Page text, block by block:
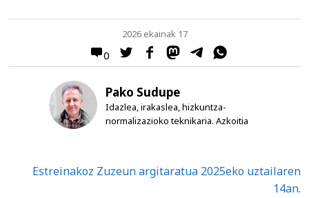
0
2026 ekainak 17
Pako Sudupe
Idazlea, irakaslea, hizkuntza-
normalizazioko teknikaria. Azkoitia
Estreinakoz Zuzeun argitaratua 2025eko uztailaren
14an.